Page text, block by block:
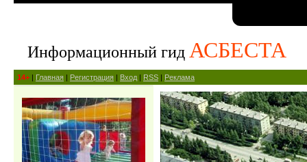
Информационный гид АСБЕСТА
14+ | Главная | Регистрация | Вход | RSS | Реклама